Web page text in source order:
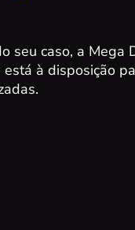
seu caso, a Mega
à disposição